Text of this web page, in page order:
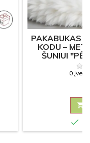
PAKABUKAS
KODU –
ŠUNIUI
0

